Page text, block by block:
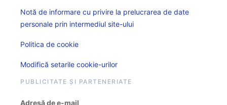
Notă de informare cu privire la prelucrarea de date
personale prin intermediul site-ului
Politica de cookie
Modifică setarile cookie-urilor
PUBLICITATE ȘI PARTENERIATE
Adresă de e-mail